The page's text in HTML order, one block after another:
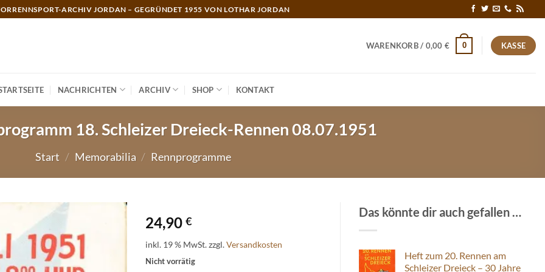
ARCHIV JORDAN – GEGRÜNDET 1955 VON LOTHAR JORDAN
WARENKORB / 0,00 € 0 KASSE
NACHRICHTEN ARCHIV SHOP KONTAKT
18. Schleizer Dreieck-Rennen 08.07.1951
Start / Memorabilia / Rennprogramme
24,90 €
inkl. 19 % MwSt.zzgl.Versandkosten
Nicht vorrätig
Das könnte dir auch gefallen …
Heft zum 20. Rennen am
Schleizer Dreieck – 30 Jahre